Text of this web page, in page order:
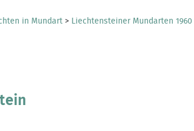
in Mundart > Liechtensteiner Mundarten 1960